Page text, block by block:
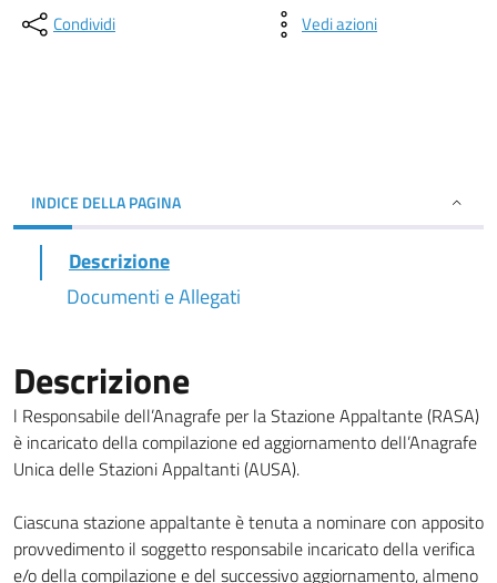
Condividi Vedi azioni
INDICE DELLA PAGINA
Descrizione
Documenti e Allegati
Descrizione
l Responsabile dell’Anagrafe per la Stazione Appaltante (RASA)
è incaricato della compilazione ed aggiornamento dell’Anagrafe
Unica delle Stazioni Appaltanti (AUSA).
Ciascuna stazione appaltante è tenuta a nominare con apposito
provvedimento il soggetto responsabile incaricato della verifica
e/o della compilazione e del successivo aggiornamento, almeno